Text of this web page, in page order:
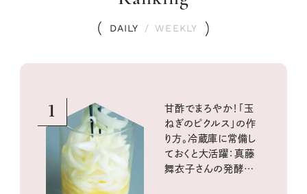
DAILY / WEEKLY
1
甘酢でまろやか！「玉
ねぎのピクルス」の作
り方。冷蔵庫に常備し
ておくと大活躍：真藤
舞衣子さんの発酵と